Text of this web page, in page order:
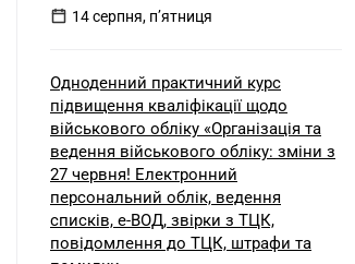
14 серпня, пʼятниця
Одноденний практичний курс
підвищення кваліфікації щодо
військового обліку «Організація та
ведення військового обліку: зміни з
27 червня! Електронний
персональний облік, ведення
списків, е-ВОД, звірки з ТЦК,
повідомлення до ТЦК, штрафи та